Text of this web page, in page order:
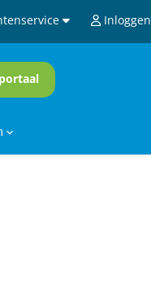
Inloggen